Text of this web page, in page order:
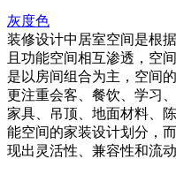
灰度色
装修设计中居室空间是根
且功能空间相互渗透，空
是以房间组合为主，空间
更注重会客、餐饮、学习
家具、吊顶、地面材料、
能空间的家装设计划分，
现出灵活性、兼容性和流动